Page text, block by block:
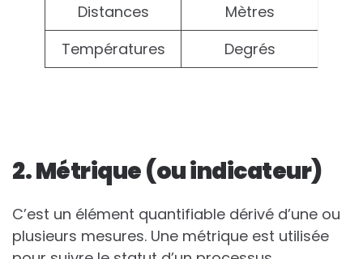
Distances
Mètres
Températures
Degrés
2. Métrique (ou indicateur)
C’est un élément quantifiable dérivé d’une ou
plusieurs mesures. Une métrique est utilisée